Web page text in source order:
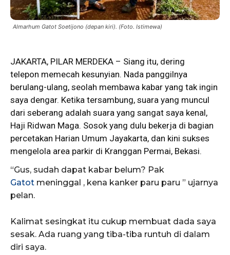
Almarhum Gatot Soetijono (depan kiri). (Foto. Istimewa)
JAKARTA, PILAR MERDEKA – Siang itu, dering
telepon memecah kesunyian. Nada panggilnya
berulang-ulang, seolah membawa kabar yang tak ingin
saya dengar. Ketika tersambung, suara yang muncul
dari seberang adalah suara yang sangat saya kenal,
Haji Ridwan Maga. Sosok yang dulu bekerja di bagian
percetakan Harian Umum Jayakarta, dan kini sukses
mengelola area parkir di Kranggan Permai, Bekasi.
“Gus, sudah dapat kabar belum? Pak
Gatot meninggal , kena kanker paru paru ” ujarnya
pelan.
Kalimat sesingkat itu cukup membuat dada saya
sesak. Ada ruang yang tiba-tiba runtuh di dalam
diri saya.